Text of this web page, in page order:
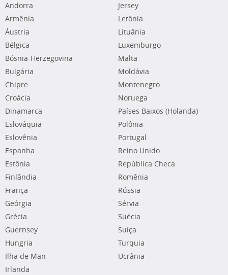
Andorra
Armênia
Áustria
Bélgica
Bósnia-Herzegovina
Bulgária
Chipre
Croácia
Dinamarca
Eslováquia
Eslovênia
Espanha
Estônia
Finlândia
França
Geórgia
Grécia
Guernsey
Hungria
Ilha de Man
Irlanda
Jersey
Letônia
Lituânia
Luxemburgo
Malta
Moldávia
Montenegro
Noruega
Países Baixos (Holanda)
Polônia
Portugal
Reino Unido
República Checa
Romênia
Rússia
Sérvia
Suécia
Suíça
Turquia
Ucrânia